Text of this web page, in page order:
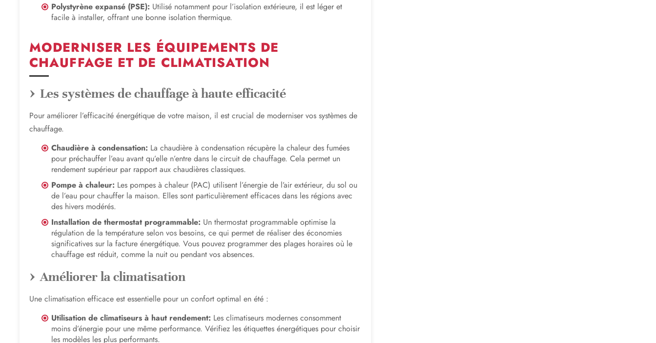
Polystyrène expansé (PSE): Utilisé notamment pour l’isolation extérieure, il est léger et
facile à installer, offrant une bonne isolation thermique.
MODERNISER LES ÉQUIPEMENTS DE
CHAUFFAGE ET DE CLIMATISATION
Les systèmes de chauffage à haute efficacité
Pour améliorer l’efficacité énergétique de votre maison, il est crucial de moderniser vos systèmes de
chauffage.
Chaudière à condensation: La chaudière à condensation récupère la chaleur des fumées
pour préchauffer l’eau avant qu’elle n’entre dans le circuit de chauffage. Cela permet un
rendement supérieur par rapport aux chaudières classiques.
Pompe à chaleur: Les pompes à chaleur (PAC) utilisent l’énergie de l’air extérieur, du sol ou
de l’eau pour chauffer la maison. Elles sont particulièrement efficaces dans les régions avec
des hivers modérés.
Installation de thermostat programmable: Un thermostat programmable optimise la
régulation de la température selon vos besoins, ce qui permet de réaliser des économies
significatives sur la facture énergétique. Vous pouvez programmer des plages horaires où le
chauffage est réduit, comme la nuit ou pendant vos absences.
Améliorer la climatisation
Une climatisation efficace est essentielle pour un confort optimal en été :
Utilisation de climatiseurs à haut rendement: Les climatiseurs modernes consomment
moins d’énergie pour une même performance. Vérifiez les étiquettes énergétiques pour choisir
les modèles les plus performants.